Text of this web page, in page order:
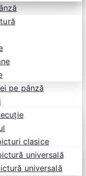
pe pânză
clasice
universală
universală